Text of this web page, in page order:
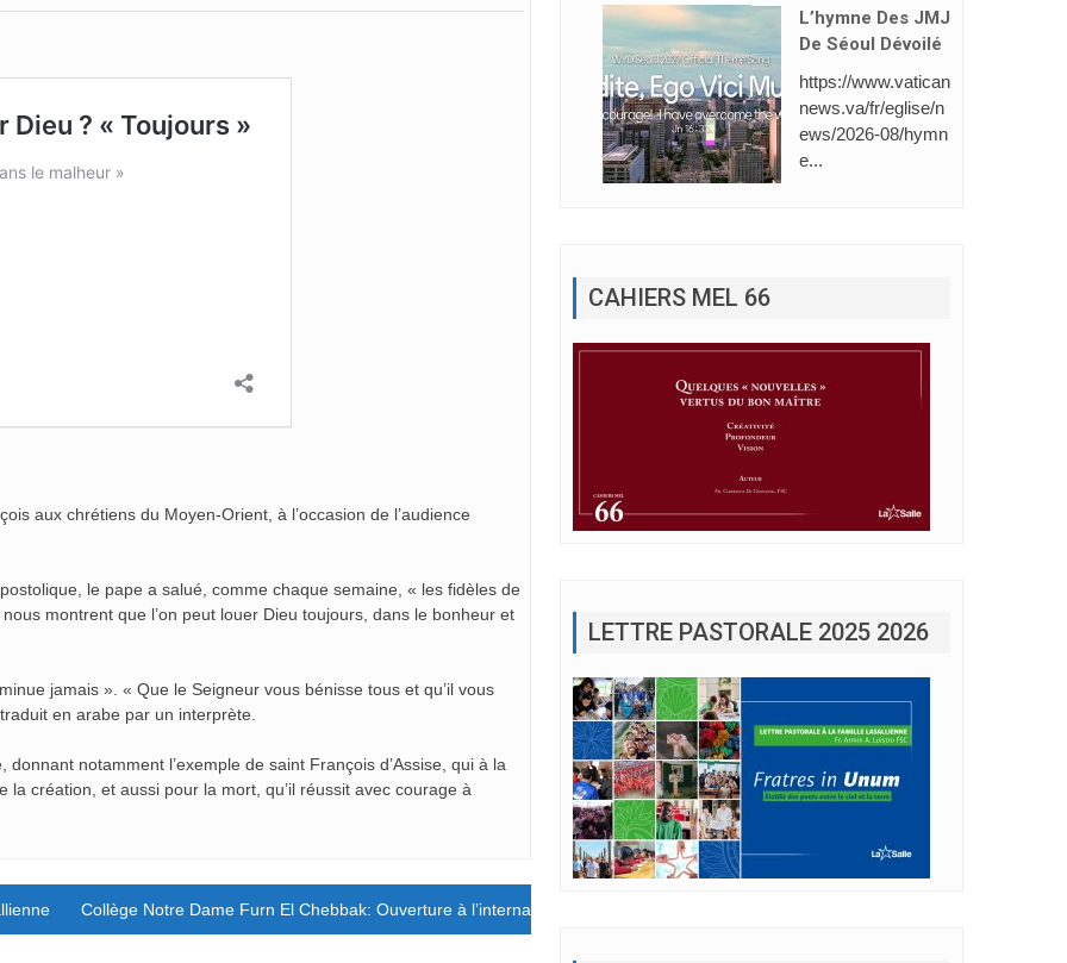
aux chrétiens du Moyen-Orient, à l’occasion de l’audience
le pape a salué, comme chaque semaine, « les fidèles de
montrent que l’on peut louer Dieu toujours, dans le bonheur et
jamais ». « Que le Seigneur vous bénisse tous et qu’il vous
en arabe par un interprète.
notamment l’exemple de saint François d’Assise, qui à la
création, et aussi pour la mort, qu’il réussit avec courage à
en temps de crise
Collège Notre Dame Furn El Chebbak: Ouverture à l’international
L’hymne Des JMJ
De Séoul Dévoilé
https://www.vatican
news.va/fr/eglise/n
ews/2026-08/hymn
e...
CAHIERS MEL 66
LETTRE PASTORALE 2025 2026